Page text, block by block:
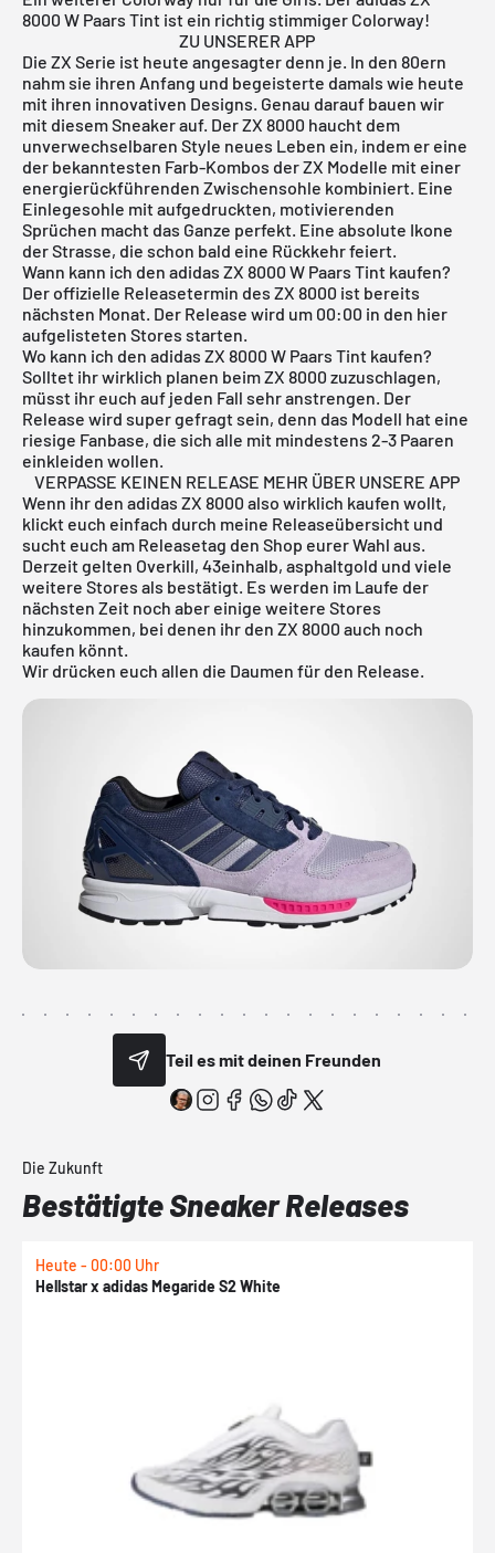
8000 W Paars Tint ist ein richtig stimmiger Colorway!
ZU UNSERER APP
Die ZX Serie ist heute angesagter denn je. In den 80ern
nahm sie ihren Anfang und begeisterte damals wie heute
mit ihren innovativen Designs. Genau darauf bauen wir
mit diesem Sneaker auf. Der ZX 8000 haucht dem
unverwechselbaren Style neues Leben ein, indem er eine
der bekanntesten Farb-Kombos der ZX Modelle mit einer
energierückführenden Zwischensohle kombiniert. Eine
Einlegesohle mit aufgedruckten, motivierenden
Sprüchen macht das Ganze perfekt. Eine absolute Ikone
der Strasse, die schon bald eine Rückkehr feiert.
Wann kann ich den adidas ZX 8000 W Paars Tint kaufen?
Der offizielle Releasetermin des ZX 8000 ist bereits
nächsten Monat. Der Release wird um 00:00 in den hier
aufgelisteten Stores starten.
Wo kann ich den adidas ZX 8000 W Paars Tint kaufen?
Solltet ihr wirklich planen beim ZX 8000 zuzuschlagen,
müsst ihr euch auf jeden Fall sehr anstrengen. Der
Release wird super gefragt sein, denn das Modell hat eine
riesige Fanbase, die sich alle mit mindestens 2-3 Paaren
einkleiden wollen.
VERPASSE KEINEN RELEASE MEHR ÜBER UNSERE APP
Wenn ihr den adidas ZX 8000 also wirklich kaufen wollt,
klickt euch einfach durch meine Releaseübersicht und
sucht euch am Releasetag den Shop eurer Wahl aus.
Derzeit gelten Overkill, 43einhalb, asphaltgold und viele
weitere Stores als bestätigt. Es werden im Laufe der
nächsten Zeit noch aber einige weitere Stores
hinzukommen, bei denen ihr den ZX 8000 auch noch
kaufen könnt.
Wir drücken euch allen die Daumen für den Release.
Teil es mit deinen Freunden
Die Zukunft
Bestätigte Sneaker Releases
Heute - 00:00 Uhr
Hellstar x adidas Megaride S2 White